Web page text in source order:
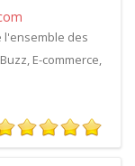
l'ensemble des
E-commerce,